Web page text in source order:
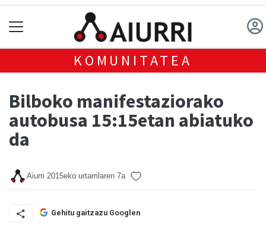
KOMUNITATEA
Bilboko manifestaziorako
autobusa 15:15etan abiatuko
da
Aiurri 2015eko urtarrilaren 7a
Gehitu gaitzazu Googlen